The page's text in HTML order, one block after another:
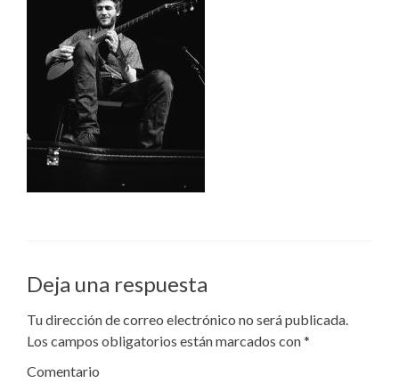
Deja una respuesta
Tu dirección de correo electrónico no será publicada.
Los campos obligatorios están marcados con*
Comentario